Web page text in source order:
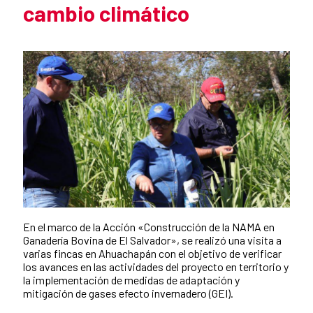
cambio climático
En el marco de la Acción «Construcción de la NAMA en
Ganadería Bovina de El Salvador», se realizó una visita a
varias fincas en Ahuachapán con el objetivo de verificar
los avances en las actividades del proyecto en territorio y
la implementación de medidas de adaptación y
mitigación de gases efecto invernadero (GEI).